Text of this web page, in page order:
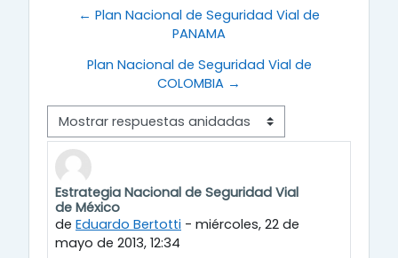
← Plan Nacional de Seguridad Vial de
PANAMA
Plan Nacional de Seguridad Vial de
COLOMBIA →
Mostrar modo
Estrategia Nacional de Seguridad Vial
de México
de Eduardo Bertotti - miércoles, 22 de
mayo de 2013, 12:34
Número de respuestas: 0